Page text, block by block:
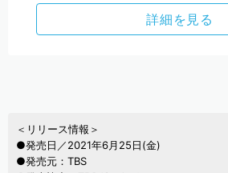
詳細を見る
＜リリース情報＞
●発売日／2021年6月25日(金)
●発売元：TBS